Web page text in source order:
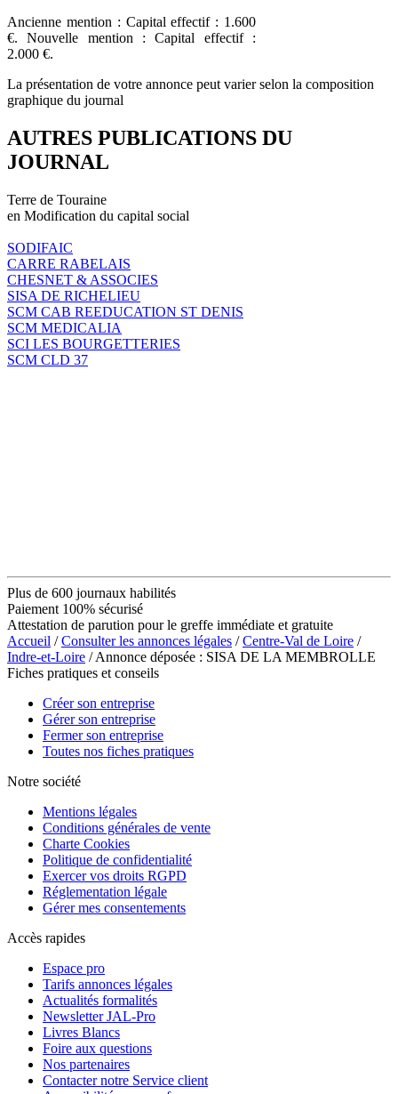
Ancienne mention : Capital effectif : 1.600
€. Nouvelle mention : Capital effectif :
2.000 €.
La présentation de votre annonce peut varier selon la composition
graphique du journal
AUTRES PUBLICATIONS DU
JOURNAL
Terre de Touraine
en Modification du capital social
SODIFAIC
CARRE RABELAIS
CHESNET & ASSOCIES
SISA DE RICHELIEU
SCM CAB REEDUCATION ST DENIS
SCM MEDICALIA
SCI LES BOURGETTERIES
SCM CLD 37
Plus de 600 journaux habilités
Paiement 100% sécurisé
Attestation de parution pour le greffe immédiate et gratuite
Accueil /Consulter les annonces légales /Centre-Val de Loire /
Indre-et-Loire / Annonce déposée : SISA DE LA MEMBROLLE
Fiches pratiques et conseils
Créer son entreprise
Gérer son entreprise
Fermer son entreprise
Toutes nos fiches pratiques
Notre société
Mentions légales
Conditions générales de vente
Charte Cookies
Politique de confidentialité
Exercer vos droits RGPD
Réglementation légale
Gérer mes consentements
Accès rapides
Espace pro
Tarifs annonces légales
Actualités formalités
Newsletter JAL-Pro
Livres Blancs
Foire aux questions
Nos partenaires
Contacter notre Service client